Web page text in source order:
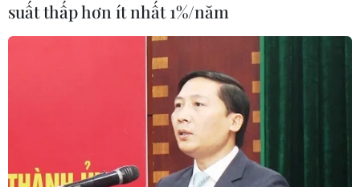
suất thấp hơn ít nhất 1%/năm